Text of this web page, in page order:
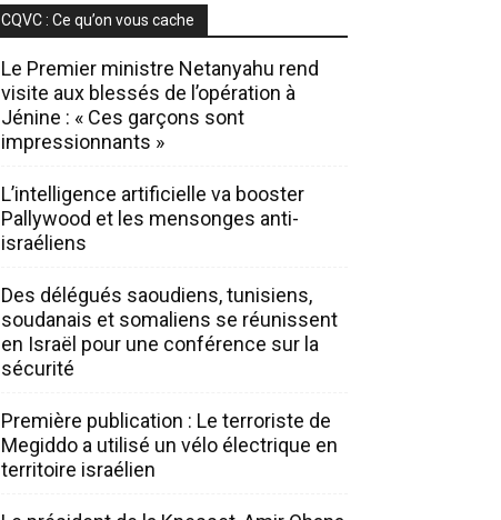
CQVC : Ce qu’on vous cache
Le Premier ministre Netanyahu rend
visite aux blessés de l’opération à
Jénine : « Ces garçons sont
impressionnants »
L’intelligence artificielle va booster
Pallywood et les mensonges anti-
israéliens
Des délégués saoudiens, tunisiens,
soudanais et somaliens se réunissent
en Israël pour une conférence sur la
sécurité
Première publication : Le terroriste de
Megiddo a utilisé un vélo électrique en
territoire israélien